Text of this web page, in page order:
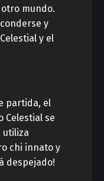
mundo.
y
y el
partida, el
Celestial se
utiliza
chi innato y
despejado!